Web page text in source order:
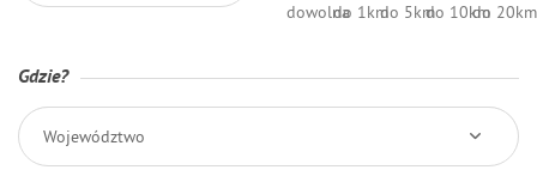
dowolnado 1kmdo 5kmdo 10kmdo 20km
Gdzie?
Województwo